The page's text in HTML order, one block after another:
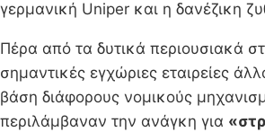
γερμανική Uniper και η δανέζικη
Πέρα από τα δυτικά περιουσιακά
σημαντικές εγχώριες εταιρείες
βάση διάφορους νομικούς
περιλάμβαναν την ανάγκη για